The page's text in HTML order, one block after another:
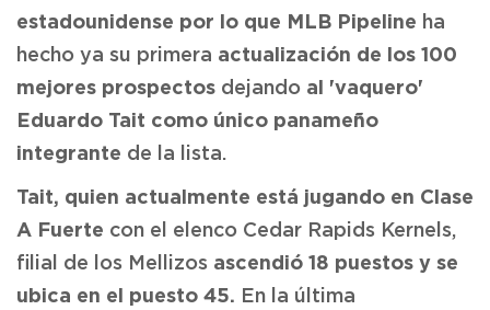
estadounidense por lo que MLB Pipeline ha
hecho ya su primera actualización de los 100
mejores prospectos dejando al 'vaquero'
Eduardo Tait como único panameño
integrante de la lista.
Tait, quien actualmente está jugando en Clase
A Fuerte con el elenco Cedar Rapids Kernels,
filial de los Mellizos ascendió 18 puestos y se
ubica en el puesto 45. En la última